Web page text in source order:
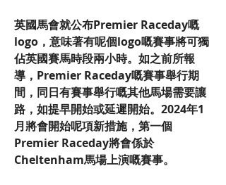
英國馬會就公布Premier Raceday嘅
logo，意味著有呢個logo嘅賽事將可獨
佔英國賽馬時段兩小時。如之前所報
導，Premier Raceday嘅賽事舉行期
間，同日有賽事舉行嘅其他馬場需要讓
路，如提早開始或延遲開始。2024年1
月將會開始呢項新措施，第一個
Premier Raceday將會係於
Cheltenham馬場上演嘅賽事。